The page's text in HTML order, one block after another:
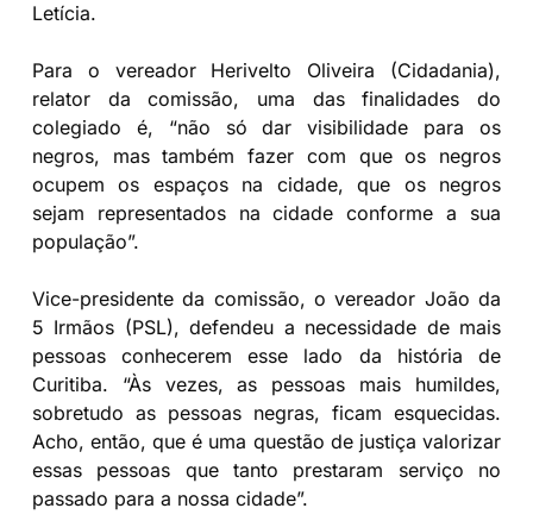
Letícia.
Para o vereador Herivelto Oliveira (Cidadania),
relator da comissão, uma das finalidades do
colegiado é, “não só dar visibilidade para os
negros, mas também fazer com que os negros
ocupem os espaços na cidade, que os negros
sejam representados na cidade conforme a sua
população”.
Vice-presidente da comissão, o vereador João da
5 Irmãos (PSL), defendeu a necessidade de mais
pessoas conhecerem esse lado da história de
Curitiba. “Às vezes, as pessoas mais humildes,
sobretudo as pessoas negras, ficam esquecidas.
Acho, então, que é uma questão de justiça valorizar
essas pessoas que tanto prestaram serviço no
passado para a nossa cidade”.